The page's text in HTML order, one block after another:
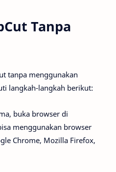
Tanpa
tanpa menggunakan
langkah-langkah berikut:
buka browser di
menggunakan browser
Chrome, Mozilla Firefox,